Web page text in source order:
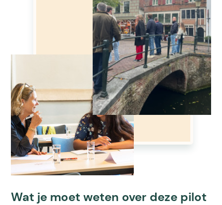
Wat je moet weten over deze pilot